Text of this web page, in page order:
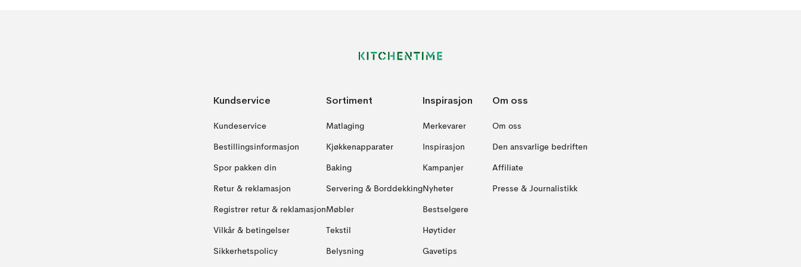
Kundservice
Kundeservice
Bestillingsinformasjon
Spor pakken din
Retur & reklamasjon
Registrer retur & reklamasjon
Vilkår & betingelser
Sikkerhetspolicy
Sortiment
Matlaging
Kjøkkenapparater
Baking
Servering & Borddekking
Møbler
Tekstil
Belysning
Inspirasjon
Merkevarer
Inspirasjon
Kampanjer
Nyheter
Bestselgere
Høytider
Gavetips
Om oss
Om oss
Den ansvarlige bedriften
Affiliate
Presse & Journalistikk